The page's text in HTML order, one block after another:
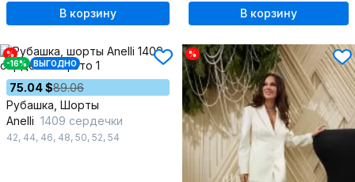
В корзину В корзину
%
-16%
ВЫГОДНО
75.04 $89.06
Рубашка, Шорты
Anelli 1409 сердечки
42, 44, 46, 48, 50, 52, 54
%